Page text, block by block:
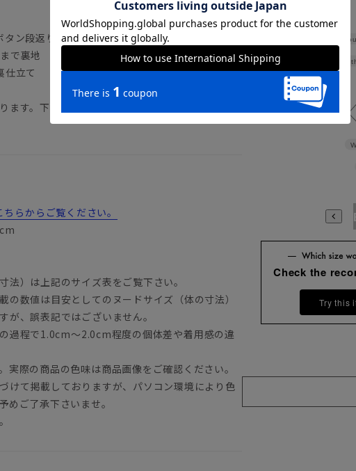
ン段返り／背抜き仕立て／本切羽／サイドベンツ
で裏地
仕立て
す。下記のサイズ詳細を必ずご確認下さい。
らからご覧ください。
）は上記のサイズ表をご覧下さい。
数値は目安としてのヌードサイズ（体の寸法）
が、誤表記ではございません。
過程で1.0cm～2.0cm程度の個体差や着用感の違
際の商品の色味は商品画像をご確認ください。
けて掲載しておりますが、パソコン環境により色
めご了承下さいませ。
YA3 A3 A4 A5 AB5
Check the
Try this